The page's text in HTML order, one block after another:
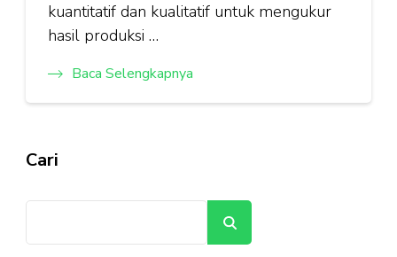
kuantitatif dan kualitatif untuk mengukur
hasil produksi …
Baca Selengkapnya
Cari